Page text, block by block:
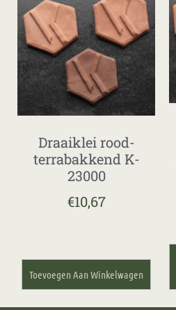
Draaiklei rood-
terrabakkend K-
23000
€10,67
Toevoegen Aan Winkelwagen